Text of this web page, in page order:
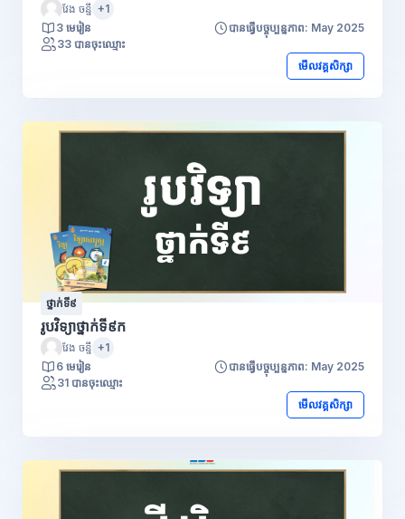
វែង ចន្នី +1
3 មេរៀន
បានធ្វើបច្ចុប្បន្នភាព: May 2025
33 បានចុះឈ្មោះ
មើលវគ្គសិក្សា
ថ្នាក់ទី៩
រូបវិទ្យាថ្នាក់ទី៩ក
វែង ចន្នី +1
6 មេរៀន
បានធ្វើបច្ចុប្បន្នភាព: May 2025
31 បានចុះឈ្មោះ
មើលវគ្គសិក្សា